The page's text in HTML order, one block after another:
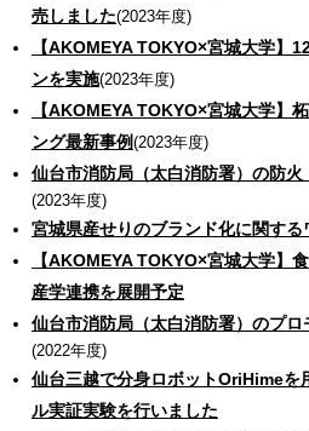
売しました(2023年度)
【AKOMEYA TOKYO×宮城大学】
ンを実施(2023年度)
【AKOMEYA TOKYO×宮城大学】
ング最新事例(2023年度)​​​​​​​​​​​​​​
仙台市消防局（太白消防署）の防
(2023年度)
宮城県産せりのブランド化に関す
【AKOMEYA TOKYO×宮城大学】
産学連携を展開予定
仙台市消防局（太白消防署）のプ
(2022年度)
仙台三越で分身ロボットOriHimeを
ル実証実験を行いました